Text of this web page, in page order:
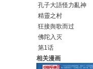
孔子大語怪力亂神
精靈之村
狂接舆歌而过
佛陀入灭
第1话
相关漫画